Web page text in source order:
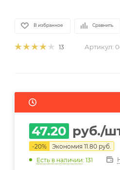
В избранное Сравнить
13 Артикул:
47.20 руб./
-20% Экономия 11.80 руб.
Есть в наличии: 131